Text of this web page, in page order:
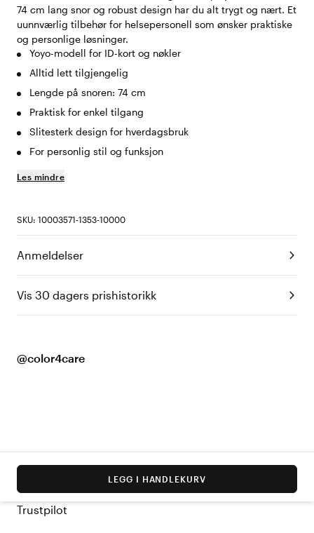
74 cm lang snor og robust design har du alt trygt og nært. Et
uunnværlig tilbehør for helsepersonell som ønsker praktiske
og personlige løsninger.
Yoyo-modell for ID-kort og nøkler
Alltid lett tilgjengelig
Lengde på snoren: 74 cm
Praktisk for enkel tilgang
Slitesterk design for hverdagsbruk
For personlig stil og funksjon
Les mindre
SKU: 10003571-1353-10000
Anmeldelser
Vis 30 dagers prishistorikk
@color4care
LEGG I HANDLEKURV
Trustpilot